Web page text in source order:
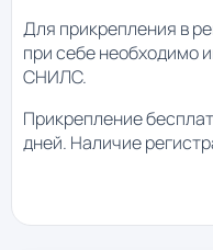
Для прикрепления в
при себе необходимо
СНИЛС.
Прикрепление
дней. Наличие